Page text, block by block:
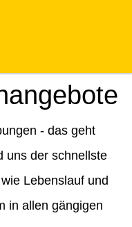
- das geht
uns der schnellste
Lebenslauf und
in allen gängigen